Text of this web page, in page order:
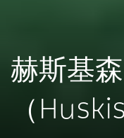
赫斯基森
（